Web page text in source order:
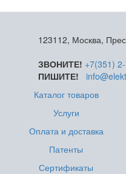
123112, Москва,
ЗВОНИТЕ! +7(351)
ПИШИТЕ!
Каталог товаров
Услуги
Оплата и доставка
Патенты
Сертификаты